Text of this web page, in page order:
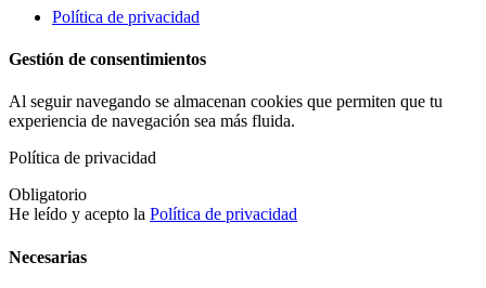
Política de privacidad
Gestión de consentimientos
Al seguir navegando se almacenan cookies que permiten que tu
experiencia de navegación sea más fluida.
Política de privacidad
Obligatorio
He leído y acepto la Política de privacidad
Necesarias